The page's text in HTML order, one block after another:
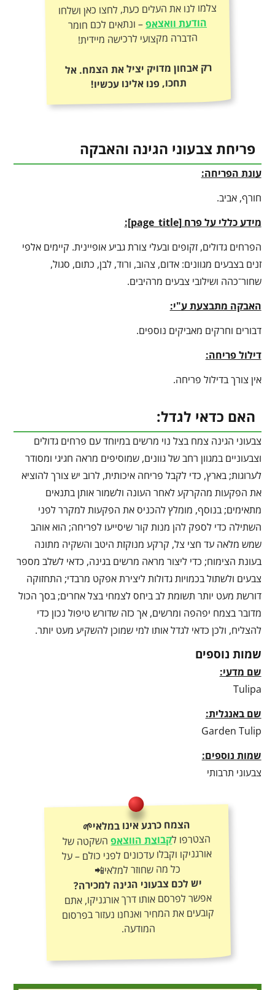
צלמו לנו את העלים כעת, לחצו כאן ושלחו
הודעת וואצאפ– ונתאים לכם חומר
הדברה מקצועי לרכישה מיידית!
רק אבחון מדויק יציל את הצמח. אל
תחכו, פנו אלינו עכשיו!
פריחת צבעוני הגינה והאבקה
עונת הפריחה:
חורף, אביב.
מידע כללי על פרח [page_title
]:
הפרחים גדולים, זקופים ובעלי צורת גביע אופיינית. קיימים אלפי
זנים בצבעים מגוונים: אדום, צהוב, ורוד, לבן, כתום, סגול,
שחור־כהה ושילובי צבעים מרהיבים.
האבקה מתבצעת ע"י:
דבורים וחרקים מאביקים נוספים.
דילול פריחה:
אין צורך בדילול פריחה.
האם כדאי לגדל:
צבעוני הגינה צמח בצל נוי מרשים במיוחד עם פרחים גדולים
וצבעוניים במגוון רחב של גוונים, שמוסיפים מראה חגיגי ומסודר
לערוגות; בארץ, כדי לקבל פריחה איכותית, לרוב יש צורך להוציא
את הפקעות מהקרקע לאחר העונה ולשמור אותן בתנאים
מתאימים; בנוסף, מומלץ להכניס את הפקעות למקרר לפני
השתילה כדי לספק להן מנות קור שיסייעו לפריחה; הוא אוהב
שמש מלאה עד חצי צל, קרקע מנוקזת היטב והשקיה מתונה
בעונת הצימוח; כדי ליצור מראה מרשים בגינה, כדאי לשלב מספר
צבעים ולשתול בכמויות גדולות ליצירת אפקט מרבדי; התחזוקה
דורשת מעט יותר תשומת לב ביחס לצמחי בצל אחרים; בסך הכול
מדובר בצמח יפהפה ומרשים, אך כזה שדורש טיפול נכון כדי
להצליח, ולכן כדאי לגדל אותו למי שמוכן להשקיע מעט יותר.
שמות נוספים
שם מדעי:
Tulipa
שם באנגלית:
Garden Tulip
שמות נוספים:
צבעוני תרבותי
הצמח כרגע אינו במלאי🌱
הצטרפו לקבוצת הווצאפהשקטה של
אורגניקו וקבלו עדכונים לפני כולם – על
כל מה שחוזר למלאי📲
יש לכם צבעוני הגינה למכירה?
אפשר לפרסם אותו דרך אורגניקו, אתם
קובעים את המחיר ואנחנו נעזור בפרסום
המודעה.